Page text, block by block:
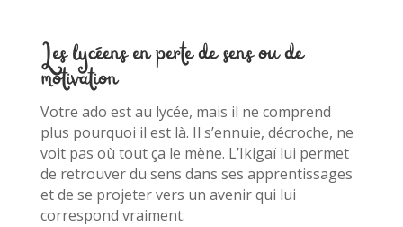
Les lycéens en perte de sens ou de
motivation
Votre ado est au lycée, mais il ne comprend
plus pourquoi il est là. Il s’ennuie, décroche, ne
voit pas où tout ça le mène. L’Ikigaï lui permet
de retrouver du sens dans ses apprentissages
et de se projeter vers un avenir qui lui
correspond vraiment.